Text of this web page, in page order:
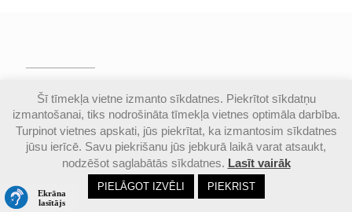
© Valmieras Gaujas krasta vidusskola | Visas
autortiesības aizsargātas |Piekļūstamības
paziņojums
Šī tīmekļa vietne izmanto sīkdatnes. Piekrītot sīkdatņu
izmantošanai, tiks nodrošināta tīmekļa vietnes optimāla darbība.
Turpinot vietnes apskati, jūs piekrītat, ka izmantosim sīkdatnes
jūsu ierīcē. Savu piekrišanu jūs jebkurā laikā varat atsaukt,
nodzēšot saglabātās sīkdatnes. Lasīt vairāk
PIELĀGOT IZVĒLI PIEKRIST
Email Google